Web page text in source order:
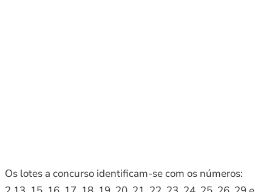
Os lotes a concurso identificam-se com os números: